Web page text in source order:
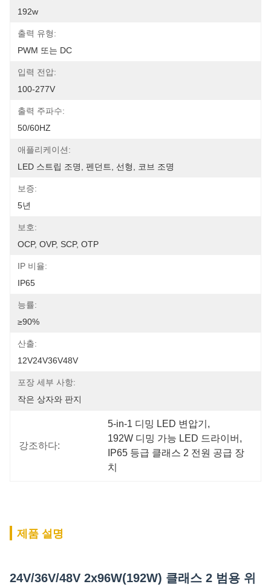
192w
출력 유형:
PWM 또는 DC
입력 전압:
100-277V
출력 주파수:
50/60HZ
애플리케이션:
LED 스트립 조명, 펜던트, 선형, 코브 조명
보증:
5년
보호:
OCP, OVP, SCP, OTP
IP 비율:
IP65
능률:
≥90%
산출:
12V24V36V48V
포장 세부 사항:
작은 상자와 판지
강조하다:
5-in-1 디밍 LED 변압기 ,
192W 디밍 가능 LED 드라이버 ,
IP65 등급 클래스 2 전원 공급 장
치
제품 설명
24V/36V/48V 2x96W(192W) 클래스 2 범용 위